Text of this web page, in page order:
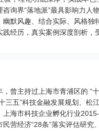
询界“落地派”最具影响力人物
默风趣、结合实际、风格独
践经历，真实案例深度剖析，
曾主持过上海市青浦区的 “
三五”科技金融发展规划、松
上海市科技企业孵化行业
营经济“28条”落实评估研究